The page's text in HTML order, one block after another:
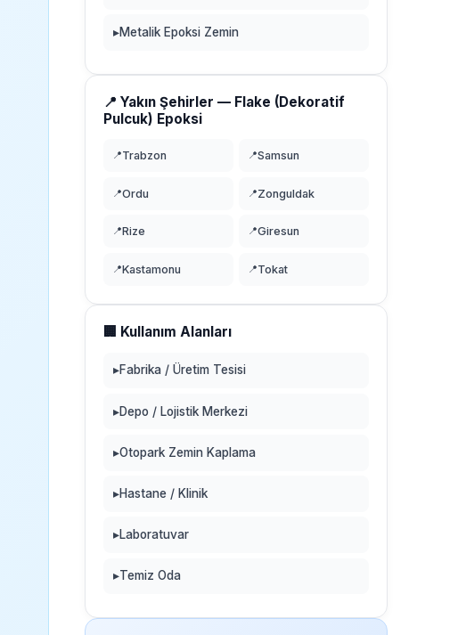
▸Metalik Epoksi Zemin
📍 Yakın Şehirler — Flake (Dekoratif
Pulcuk) Epoksi
📍Trabzon 📍Samsun
📍Ordu 📍Zonguldak
📍Rize 📍Giresun
📍Kastamonu 📍Tokat
🏢 Kullanım Alanları
▸Fabrika / Üretim Tesisi
▸Depo / Lojistik Merkezi
▸Otopark Zemin Kaplama
▸Hastane / Klinik
▸Laboratuvar
▸Temiz Oda